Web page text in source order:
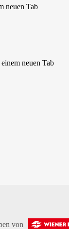
neuen Tab
neuen Tab
von